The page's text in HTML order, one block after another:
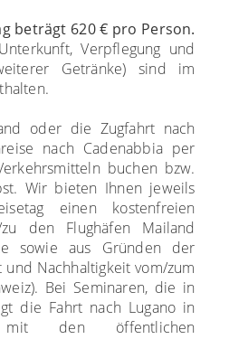
beträgt 620 € pro Person.
Verpflegung und
Getränke) sind im
oder die Zugfahrt nach
nach Cadenabbia per
buchen bzw.
Wir bieten Ihnen jeweils
einen kostenfreien
zu den Flughäfen Mailand
sowie aus Gründen der
Nachhaltigkeit vom/zum
Bei Seminaren, die in
die Fahrt nach Lugano in
den öffentlichen